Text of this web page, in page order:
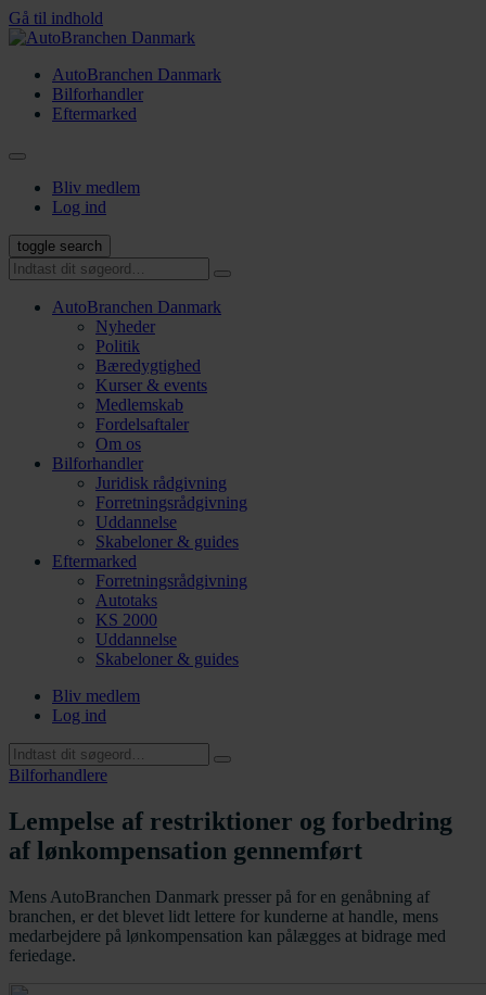
Gå til indhold
AutoBranchen Danmark
Bilforhandler
Eftermarked
Bliv medlem
Log ind
toggle search
AutoBranchen Danmark
Nyheder
Politik
Bæredygtighed
Kurser & events
Medlemskab
Fordelsaftaler
Om os
Bilforhandler
Juridisk rådgivning
Forretningsrådgivning
Uddannelse
Skabeloner & guides
Eftermarked
Forretningsrådgivning
Autotaks
KS 2000
Uddannelse
Skabeloner & guides
Bliv medlem
Log ind
Bilforhandlere
Lempelse af restriktioner og forbedring
af lønkompensation gennemført
Mens AutoBranchen Danmark presser på for en genåbning af
branchen, er det blevet lidt lettere for kunderne at handle, mens
medarbejdere på lønkompensation kan pålægges at bidrage med
feriedage.